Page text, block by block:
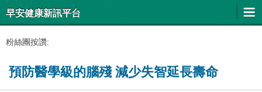
早安健康新訊平台
粉絲團按讚:
預防醫學級的腦殘 減少失智延長壽命